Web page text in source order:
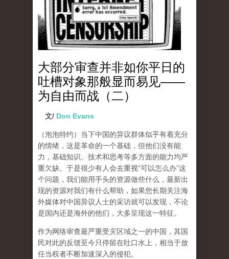
大部分审查并非如你平日的
吐槽对象那般显而易见——
为自由而战（二）
文/ Don Evans
（泡泡特约） 当下中国的异议群体似乎有着充分
的情绪，这是革命的一个基础，但他们没有能
力，基础知识、技术和思考等多方面的能力均严
重欠缺。于是很少有人会去重视“可以怎么办”这
个问题，我们能用手头的资源做些什么，最新出
现的资源对我们有什么帮助，如果您长期关注海
外媒体对中国异议人士的采访就可以发现，不论
是国内还是海外的他们，大多呈现这一特征。
作为网络审查最严重受灾区域之一的中国，其国
民对此的反馈至今只停留在吐口水上，相当于放
任当权者不断加速深入的侵犯。